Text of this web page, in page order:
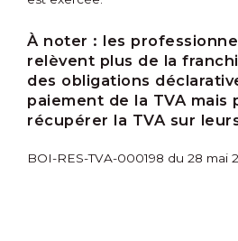
À noter : les
relèvent plus de la
des obligations
paiement de la TVA mais
récupérer la TVA sur
BOI-RES-TVA-000198 du 28 mai